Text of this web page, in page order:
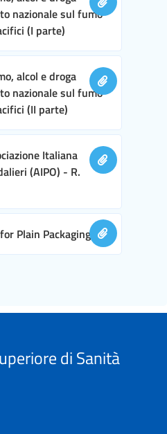
nazionale sul fumo
(I parte)
alcol e droga
nazionale sul fumo
(II parte)
Italiana
(AIPO) - R.
Plain Packaging
di Sanità